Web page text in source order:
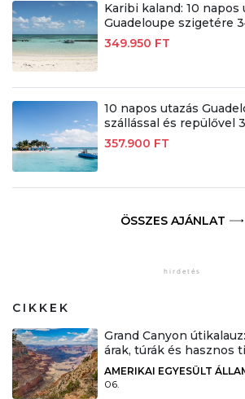
Karibi kaland: 10 napos
Guadeloupe szigetére
349.950 FT
10 napos utazás
szállással és repülővel
357.900 FT
ÖSSZES AJÁNLAT
CIKKEK
Grand Canyon
árak, túrák és hasznos
AMERIKAI EGYESÜLT
06.